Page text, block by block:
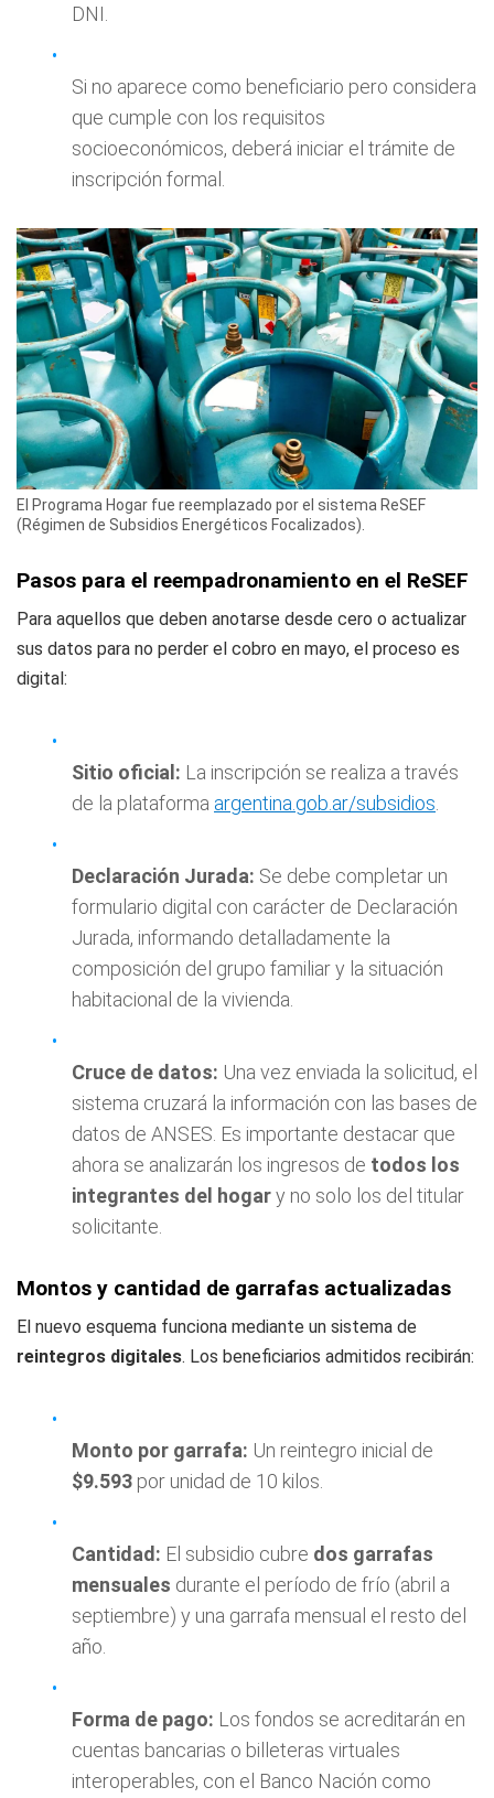
DNI.
Si no aparece como beneficiario pero considera
que cumple con los requisitos
socioeconómicos, deberá iniciar el trámite de
inscripción formal.
El Programa Hogar fue reemplazado por el sistema ReSEF
(Régimen de Subsidios Energéticos Focalizados).
Pasos para el reempadronamiento en el ReSEF
Para aquellos que deben anotarse desde cero o actualizar
sus datos para no perder el cobro en mayo, el proceso es
digital:
Sitio oficial: La inscripción se realiza a través
de la plataforma argentina.gob.ar/subsidios
Declaración Jurada: Se debe completar un
formulario digital con carácter de Declaración
Jurada, informando detalladamente la
composición del grupo familiar y la situación
habitacional de la vivienda.
Cruce de datos: Una vez enviada la solicitud, el
sistema cruzará la información con las bases de
datos de ANSES. Es importante destacar que
ahora se analizarán los ingresos de todos los
integrantes del hogary no solo los del titular
solicitante.
Montos y cantidad de garrafas actualizadas
El nuevo esquema funciona mediante un sistema de
reintegros digitales. Los beneficiarios admitidos recibirán:
Monto por garrafa: Un reintegro inicial de
$9.593 por unidad de 10 kilos.
Cantidad: El subsidio cubre dos garrafas
mensuales durante el período de frío (abril a
septiembre) y una garrafa mensual el resto del
año.
Forma de pago: Los fondos se acreditarán en
cuentas bancarias o billeteras virtuales
interoperables, con el Banco Nación como